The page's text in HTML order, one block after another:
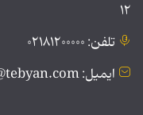
۱۲
تلفن: ۰۲۱۸۱۲۰۰۰۰۰
ایمیل: public@tebyan.com